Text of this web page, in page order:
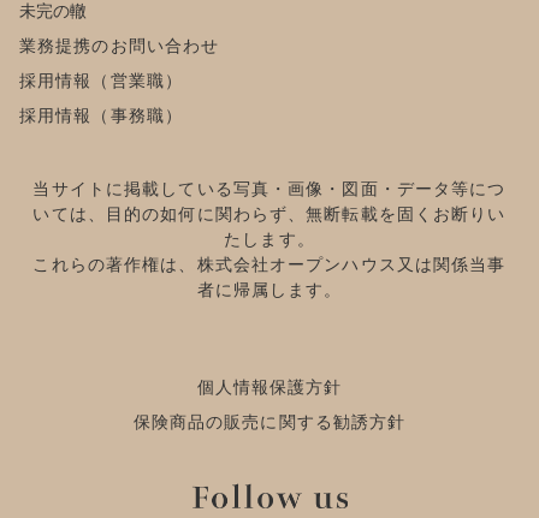
未完の轍
業務提携のお問い合わせ
採用情報（営業職）
採用情報（事務職）
当サイトに掲載している写真・画像・図面・データ等につ
いては、目的の如何に関わらず、無断転載を固くお断りい
たします。
これらの著作権は、株式会社オープンハウス又は関係当事
者に帰属します。
個人情報保護方針
保険商品の販売に関する勧誘方針